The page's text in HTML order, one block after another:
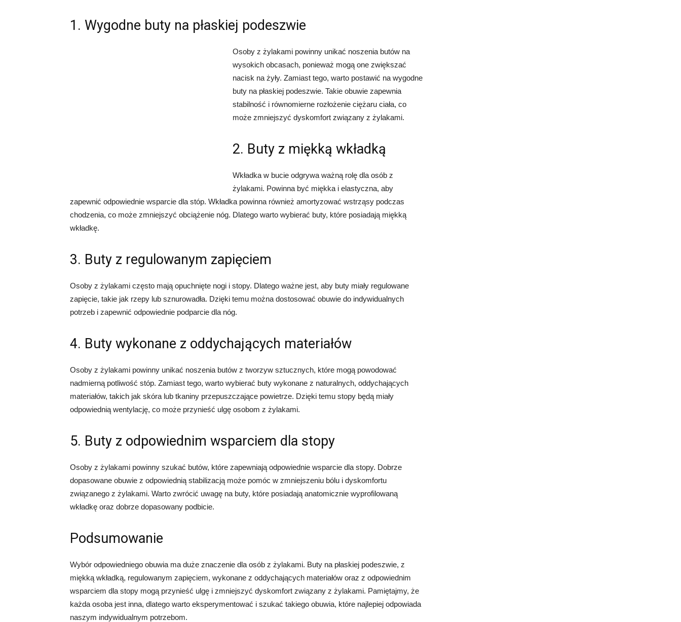
1. Wygodne buty na płaskiej podeszwie
Osoby z żylakami powinny unikać noszenia butów na
wysokich obcasach, ponieważ mogą one zwiększać
nacisk na żyły. Zamiast tego, warto postawić na wygodne
buty na płaskiej podeszwie. Takie obuwie zapewnia
stabilność i równomierne rozłożenie ciężaru ciała, co
może zmniejszyć dyskomfort związany z żylakami.
2. Buty z miękką wkładką
Wkładka w bucie odgrywa ważną rolę dla osób z
żylakami. Powinna być miękka i elastyczna, aby
zapewnić odpowiednie wsparcie dla stóp. Wkładka powinna również amortyzować wstrząsy podczas
chodzenia, co może zmniejszyć obciążenie nóg. Dlatego warto wybierać buty, które posiadają miękką
wkładkę.
3. Buty z regulowanym zapięciem
Osoby z żylakami często mają opuchnięte nogi i stopy. Dlatego ważne jest, aby buty miały regulowane
zapięcie, takie jak rzepy lub sznurowadła. Dzięki temu można dostosować obuwie do indywidualnych
potrzeb i zapewnić odpowiednie podparcie dla nóg.
4. Buty wykonane z oddychających materiałów
Osoby z żylakami powinny unikać noszenia butów z tworzyw sztucznych, które mogą powodować
nadmierną potliwość stóp. Zamiast tego, warto wybierać buty wykonane z naturalnych, oddychających
materiałów, takich jak skóra lub tkaniny przepuszczające powietrze. Dzięki temu stopy będą miały
odpowiednią wentylację, co może przynieść ulgę osobom z żylakami.
5. Buty z odpowiednim wsparciem dla stopy
Osoby z żylakami powinny szukać butów, które zapewniają odpowiednie wsparcie dla stopy. Dobrze
dopasowane obuwie z odpowiednią stabilizacją może pomóc w zmniejszeniu bólu i dyskomfortu
związanego z żylakami. Warto zwrócić uwagę na buty, które posiadają anatomicznie wyprofilowaną
wkładkę oraz dobrze dopasowany podbicie.
Podsumowanie
Wybór odpowiedniego obuwia ma duże znaczenie dla osób z żylakami. Buty na płaskiej podeszwie, z
miękką wkładką, regulowanym zapięciem, wykonane z oddychających materiałów oraz z odpowiednim
wsparciem dla stopy mogą przynieść ulgę i zmniejszyć dyskomfort związany z żylakami. Pamiętajmy, że
każda osoba jest inna, dlatego warto eksperymentować i szukać takiego obuwia, które najlepiej odpowiada
naszym indywidualnym potrzebom.